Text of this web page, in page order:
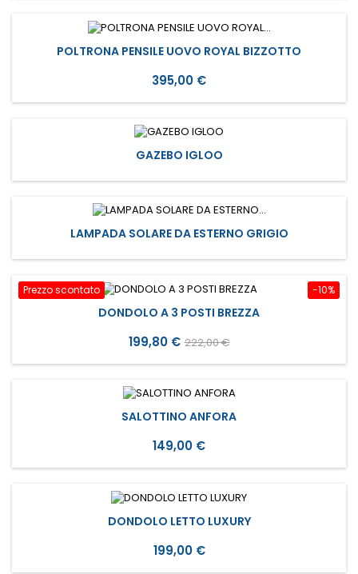
POLTRONA PENSILE UOVO ROYAL BIZZOTTO
Prezzo
395,00 €
GAZEBO IGLOO
LAMPADA SOLARE DA ESTERNO GRIGIO
-10%
Prezzo scontato
DONDOLO A 3 POSTI BREZZA
Prezzo
199,80 € Prezzo
base
222,00 €
SALOTTINO ANFORA
Prezzo
149,00 €
DONDOLO LETTO LUXURY
Prezzo
199,00 €